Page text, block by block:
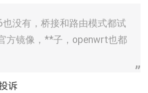
没有，桥接和路由模式都试
方镜像，**子，openwrt也都
诉